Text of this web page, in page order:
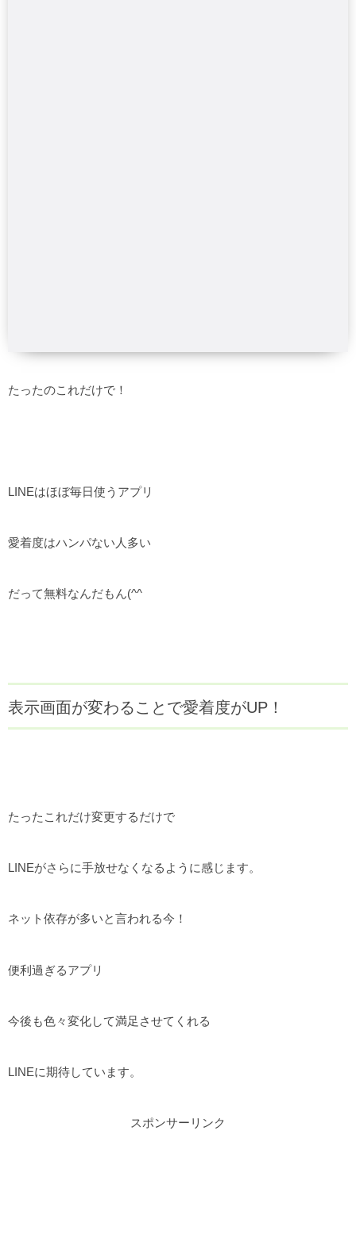
たったのこれだけで！
LINEはほぼ毎日使うアプリ
愛着度はハンパない人多い
だって無料なんだもん(^^ゞ
表示画面が変わることで愛着度がUP！
たったこれだけ変更するだけで
LINEがさらに手放せなくなるように感じます。
ネット依存が多いと言われる今！
便利過ぎるアプリ
今後も色々変化して満足させてくれる
LINEに期待しています。
スポンサーリンク